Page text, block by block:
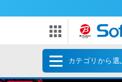
カテゴリから選